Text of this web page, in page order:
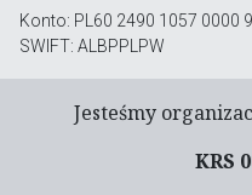
Konto: PL60 2490 1057 0000
SWIFT: ALBPPLPW
Jesteśmy
KRS